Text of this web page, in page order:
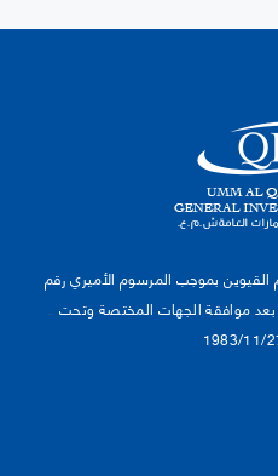
بموجب المرسوم الأميري رقم
المؤرخ في 11 فبراير من عام 1982. بعد موافقة الجهات المختصة وتحت